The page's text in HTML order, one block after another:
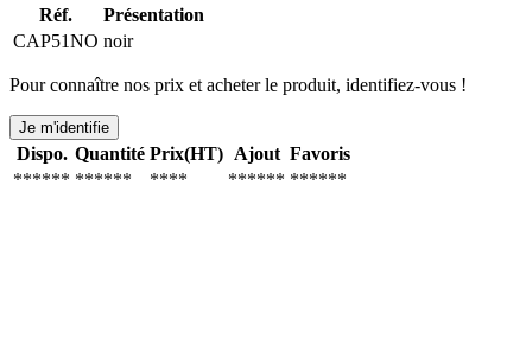
Réf.
Présentation
CAP51NO noir
Pour connaître nos prix et acheter le produit, identifiez-vous !
Je m'identifie
Dispo. Quantité Prix(HT) Ajout Favoris
****** ****** **** ****** ******